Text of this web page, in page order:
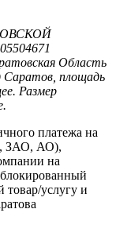
Область
Саратов, площадь
Размер
платежа на
ЗАО, АО),
на
товар/услугу и